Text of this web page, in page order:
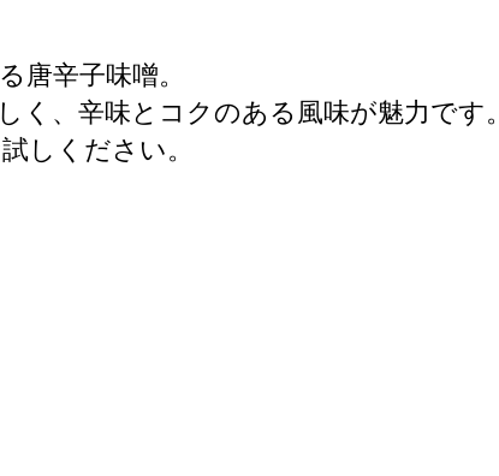
唐辛子味噌。
く、辛味とコクのある風味が魅力です。
しください。